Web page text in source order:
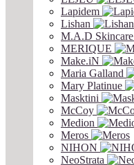
Lapidem
Lishan
M.A.D Skincare
MERIQUE
Make.iN
Maria Galland
Mary Platinue
Masktini
McCoy
Medion
Meros
NIHON
NeoStrata